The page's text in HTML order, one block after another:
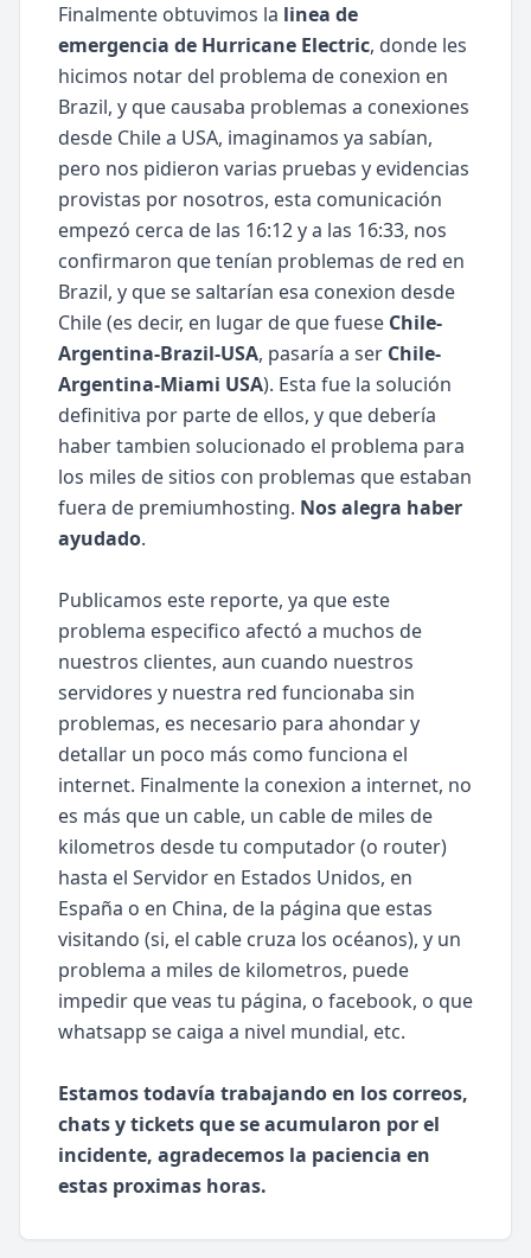
Finalmente obtuvimos la linea de
emergencia de Hurricane Electric, donde les
hicimos notar del problema de conexion en
Brazil, y que causaba problemas a conexiones
desde Chile a USA, imaginamos ya sabían,
pero nos pidieron varias pruebas y evidencias
provistas por nosotros, esta comunicación
empezó cerca de las 16:12 y a las 16:33, nos
confirmaron que tenían problemas de red en
Brazil, y que se saltarían esa conexion desde
Chile (es decir, en lugar de que fuese Chile-
Argentina-Brazil-USA, pasaría a ser Chile-
Argentina-Miami USA). Esta fue la solución
definitiva por parte de ellos, y que debería
haber tambien solucionado el problema para
los miles de sitios con problemas que estaban
fuera de premiumhosting. Nos alegra haber
ayudado.
Publicamos este reporte, ya que este
problema especifico afectó a muchos de
nuestros clientes, aun cuando nuestros
servidores y nuestra red funcionaba sin
problemas, es necesario para ahondar y
detallar un poco más como funciona el
internet. Finalmente la conexion a internet, no
es más que un cable, un cable de miles de
kilometros desde tu computador (o router)
hasta el Servidor en Estados Unidos, en
España o en China, de la página que estas
visitando (si, el cable cruza los océanos), y un
problema a miles de kilometros, puede
impedir que veas tu página, o facebook, o que
whatsapp se caiga a nivel mundial, etc.
Estamos todavía trabajando en los correos,
chats y tickets que se acumularon por el
incidente, agradecemos la paciencia en
estas proximas horas.